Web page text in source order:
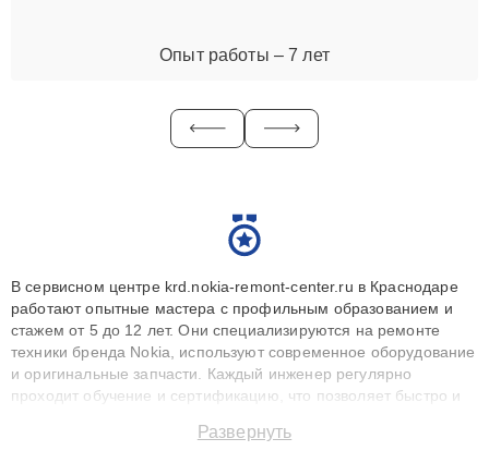
Опыт работы – 7 лет
В сервисном центре krd.nokia-remont-center.ru в Краснодаре
работают опытные мастера с профильным образованием и
стажем от 5 до 12 лет. Они специализируются на ремонте
техники бренда Nokia, используют современное оборудование
и оригинальные запчасти. Каждый инженер регулярно
проходит обучение и сертификацию, что позволяет быстро и
сохранением гарантии до 3 лет. Наши мастера решают
Развернуть